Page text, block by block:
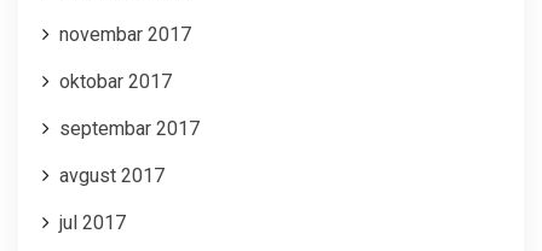
novembar 2017
oktobar 2017
septembar 2017
avgust 2017
jul 2017